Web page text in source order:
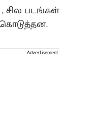
சில படங்கள்
Advertisement